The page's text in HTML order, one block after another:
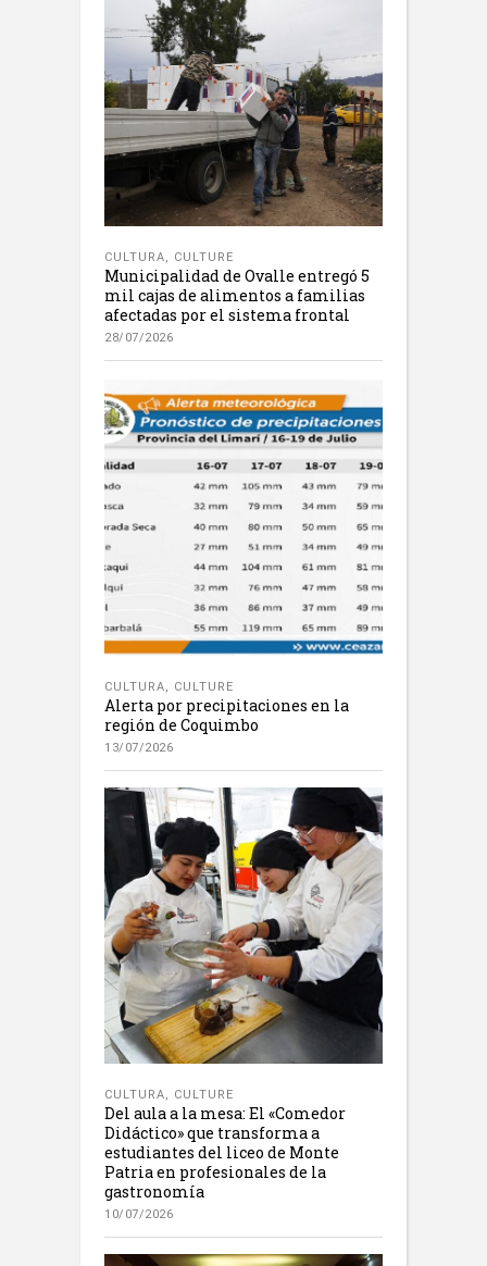
CULTURA, CULTURE
Municipalidad de Ovalle entregó 5
mil cajas de alimentos a familias
afectadas por el sistema frontal
28/07/2026
CULTURA, CULTURE
Alerta por precipitaciones en la
región de Coquimbo
13/07/2026
CULTURA, CULTURE
Del aula a la mesa: El «Comedor
Didáctico» que transforma a
estudiantes del liceo de Monte
Patria en profesionales de la
gastronomía
10/07/2026